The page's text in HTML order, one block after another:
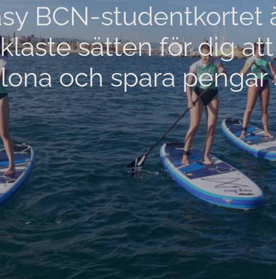
BCN-studentkortet
sätten för dig
och spara pengar